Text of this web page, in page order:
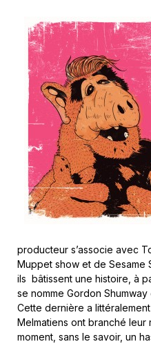
producteur s’associe avec
Muppet show et de Sesame
ils bâtissent une histoire, à
se nomme Gordon
Cette dernière a
Melmatiens ont branché leur
moment, sans le savoir, un